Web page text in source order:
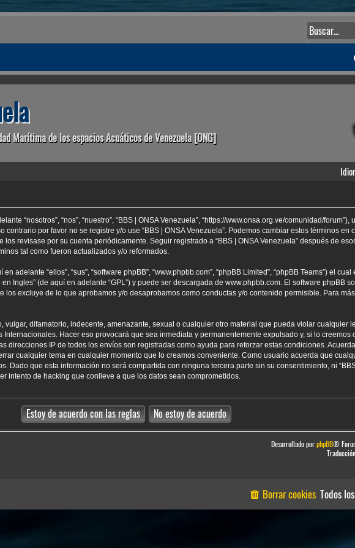
Marítima de los espacios Acuáticos de Venezuela [ONG]
“nosotros”, “nos”, “nuestro”, “BBS | ONSA Venezuela”, “https://www.onsa.org.ve/comunidad/forum”),
contrario por favor no se registre y/o use “BBS | ONSA Venezuela”. Podemos cambiar estos términos en
revisase por su cuenta periódicamente. Seguir registrado a “BBS | ONSA Venezuela” después de
tal como fueron actualizados y/o reformados.
adelante “ellos”, “sus”, “software phpBB”, “www.phpbb.com”, “phpBB Limited”, “phpBB Teams”) el
en Ingles” (de aquí en adelante “GPL”) y puede ser descargada de www.phpbb.com. El software phpBB
los excluye de lo que aprobamos y/o desaprobamos como conductas y/o contenido permisible. Para
difamatorio, indecente, amenazante, sexual o cualquier otro material que pueda violar cualquier
Internacionales. Hacer eso provocará que sea inmediata y permanentemente expulsado y, si lo creemos
direcciones IP de todos los envíos son registradas como ayuda para reforzar estas condiciones.
cualquier tema en cualquier momento que lo creamos conveniente. Como usuario acuerda que
Dado que esta información no será compartida con ninguna tercera parte sin su consentimiento, ni
intento de hacking que conlleve a que los datos sean comprometidos.
Desarrollado porphpBB®
Todos
Borrar cookies